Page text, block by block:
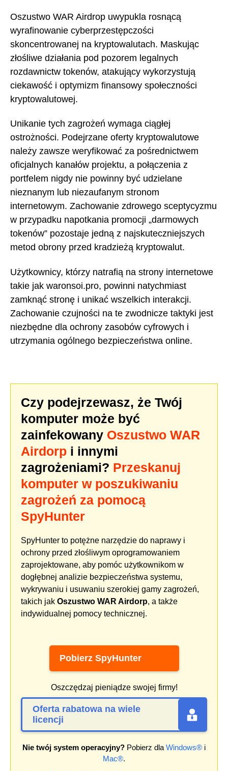
Oszustwo WAR Airdrop uwypukla rosnącą
wyrafinowanie cyberprzestępczości
skoncentrowanej na kryptowalutach. Maskując
złośliwe działania pod pozorem legalnych
rozdawnictw tokenów, atakujący wykorzystują
ciekawość i optymizm finansowy społeczności
kryptowalutowej.
Unikanie tych zagrożeń wymaga ciągłej
ostrożności. Podejrzane oferty kryptowalutowe
należy zawsze weryfikować za pośrednictwem
oficjalnych kanałów projektu, a połączenia z
portfelem nigdy nie powinny być udzielane
nieznanym lub niezaufanym stronom
internetowym. Zachowanie zdrowego sceptycyzmu
w przypadku napotkania promocji „darmowych
tokenów” pozostaje jedną z najskuteczniejszych
metod obrony przed kradzieżą kryptowalut.
Użytkownicy, którzy natrafią na strony internetowe
takie jak waronsoi.pro, powinni natychmiast
zamknąć stronę i unikać wszelkich interakcji.
Zachowanie czujności na te zwodnicze taktyki jest
niezbędne dla ochrony zasobów cyfrowych i
utrzymania ogólnego bezpieczeństwa online.
Czy podejrzewasz, że Twój
komputer może być
zainfekowany Oszustwo WAR
Airdorp i innymi
zagrożeniami? Przeskanuj
komputer w poszukiwaniu
zagrożeń za pomocą
SpyHunter
SpyHunter to potężne narzędzie do naprawy i
ochrony przed złośliwym oprogramowaniem
zaprojektowane, aby pomóc użytkownikom w
dogłębnej analizie bezpieczeństwa systemu,
wykrywaniu i usuwaniu szerokiej gamy zagrożeń,
takich jak Oszustwo WAR Airdorp, a także
indywidualnej pomocy technicznej.
Pobierz SpyHunter
Oszczędzaj pieniądze swojej firmy!
Oferta rabatowa na wiele
licencji
Nie twój system operacyjny? Pobierz dlaWindows® i
Mac®.